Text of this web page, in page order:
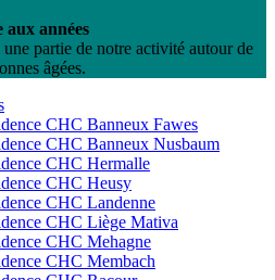
aux années
partie de notre activité autour de
âgées.
CHC Banneux Fawes
CHC Banneux Nusbaum
CHC Hermalle
CHC Heusy
CHC Landenne
CHC Liège Mativa
CHC Mehagne
CHC Membach